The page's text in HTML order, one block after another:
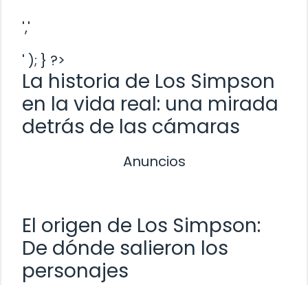
','
' ); } ?>
La historia de Los Simpson
en la vida real: una mirada
detrás de las cámaras
Anuncios
El origen de Los Simpson:
De dónde salieron los
personajes